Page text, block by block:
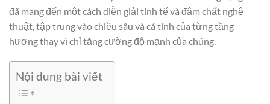
đã mang đến một cách diễn giải tinh tế và đậm chất nghệ
thuật, tập trung vào chiều sâu và cá tính của từng tầng
hương thay vì chỉ tăng cường độ mạnh của chúng.
Nội dung bài viết